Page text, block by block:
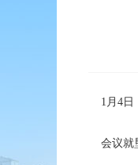
1月4日
会议就